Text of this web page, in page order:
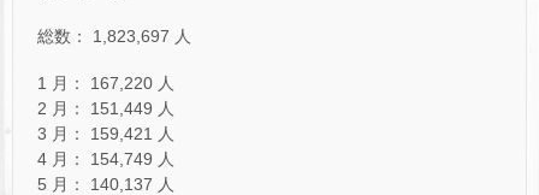
総数： 1,823,697 人
1 月： 167,220 人
2 月： 151,449 人
3 月： 159,421 人
4 月： 154,749 人
5 月： 140,137 人